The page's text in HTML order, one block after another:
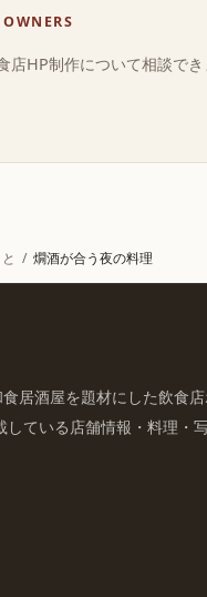
店HP制作について相談でき
/ 燗酒が合う夜の料理
居酒屋を題材にした飲食
している店舗情報・料理・